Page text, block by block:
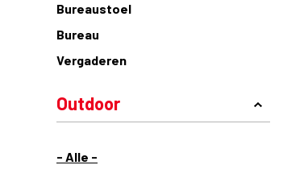
- Alle -
Bureaustoel
Bureau
Vergaderen
Outdoor